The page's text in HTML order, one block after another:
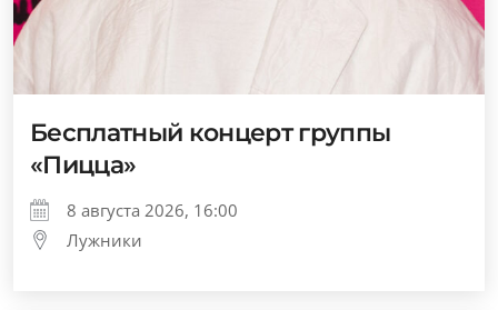
Бесплатный концерт группы
«Пицца»
8 августа 2026, 16:00
Лужники